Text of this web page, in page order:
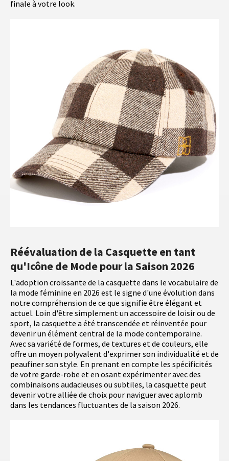
finale à votre look.
Réévaluation de la Casquette en tant
qu'Icône de Mode pour la Saison 2026
L'adoption croissante de la casquette dans le vocabulaire de
la mode féminine en 2026 est le signe d'une évolution dans
notre compréhension de ce que signifie être élégant et
actuel. Loin d'être simplement un accessoire de loisir ou de
sport, la casquette a été transcendée et réinventée pour
devenir un élément central de la mode contemporaine.
Avec sa variété de formes, de textures et de couleurs, elle
offre un moyen polyvalent d'exprimer son individualité et de
peaufiner son style. En prenant en compte les spécificités
de votre garde-robe et en osant expérimenter avec des
combinaisons audacieuses ou subtiles, la casquette peut
devenir votre alliée de choix pour naviguer avec aplomb
dans les tendances fluctuantes de la saison 2026.